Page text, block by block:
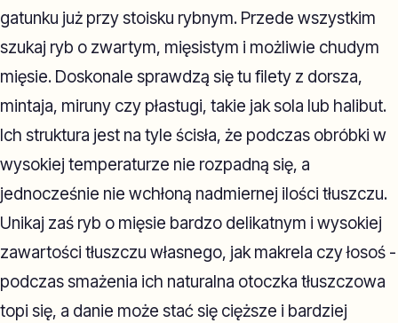
gatunku już przy stoisku rybnym. Przede wszystkim
szukaj ryb o zwartym, mięsistym i możliwie chudym
mięsie. Doskonale sprawdzą się tu filety z dorsza,
mintaja, miruny czy płastugi, takie jak sola lub halibut.
Ich struktura jest na tyle ścisła, że podczas obróbki w
wysokiej temperaturze nie rozpadną się, a
jednocześnie nie wchłoną nadmiernej ilości tłuszczu.
Unikaj zaś ryb o mięsie bardzo delikatnym i wysokiej
zawartości tłuszczu własnego, jak makrela czy łosoś -
podczas smażenia ich naturalna otoczka tłuszczowa
topi się, a danie może stać się cięższe i bardziej